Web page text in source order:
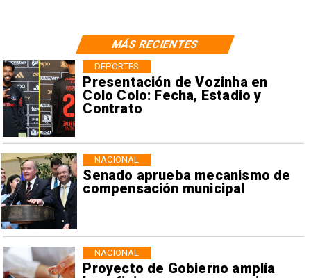
Presentación de Vozinha en
Colo Colo: Fecha, Estadio y
Contrato
DEPORTES
Senado aprueba mecanismo de
compensación municipal
NACIONAL
Proyecto de Gobierno amplía
NACIONAL
MÁS RECIENTES